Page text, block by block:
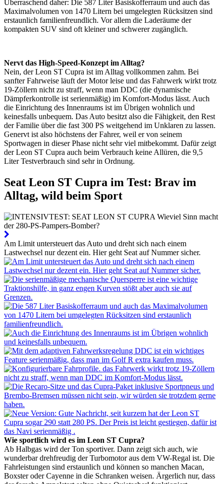
Überraschend daher: Die 587 Liter Basiskofferraum und auch das
Maximalvolumen von 1470 Litern bei umgelegten Rücksitzen sind
erstaunlich familienfreundlich. Vor allem die Laderäume der
kompakten SUV sind oft kleiner und schwerer zugänglich.
Nervt das High-Speed-Konzept im Alltag?
Nein, der Leon ST Cupra ist im Alltag vollkommen zahm. Bei
sanfter Fahrweise läuft der Motor leise und das Fahrwerk wirkt trotz
19-Zöllern nicht zu straff, wenn man DDC (die dynamische
Dämpferkontrolle ist serienmäßig) im Komfort-Modus lässt. Auch
die Einrichtung des Innenraums ist im Übrigen wohnlich und
keinesfalls unbequem. Das Auto besitzt also die Fähigkeit, den Rest
der Familie über die fast 300 PS weitgehend im Unklaren zu lassen.
Genervt ist also höchstens der Fahrer, weil er von seinem
Sportwagen in dieser Phase nicht sehr viel mitbekommt. Dafür zeigt
der Leon ST Cupra auch beim Verbrauch keine Allüren, die 9,5
Liter Testverbrauch sind sehr in Ordnung.
Seat Leon ST Cupra im Test: Brav im
Alltag, wild beim Sport
Am Limit untersteuert das Auto und dreht sich nach einem
Lastwechsel nur dezent ein. Hier geht Seat auf Nummer sicher.
Wie sportlich wird es im Leon ST Cupra?
Ab Halbgas wird der Ton sportiver. Dann zeigt sich auch, wie
wunderbar drehfreudig der Turbomotor aus dem VW-Regal ist. Die
Fahrleistungen sind erstaunlich und können so manchen Macan,
Boxster oder Cayenne in die Schranken weisen. Ärgerlich nur, dass